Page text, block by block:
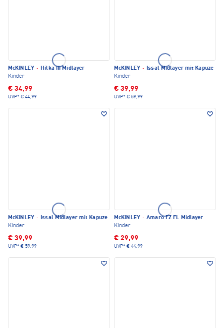
McKINLEY · Hilka III Midlayer
Kinder
€ 34,99
UVP* € 44,99
McKINLEY · Issal Midlayer mit Kapuze
Kinder
€ 39,99
UVP* € 59,99
McKINLEY · Issal Midlayer mit Kapuze
Kinder
€ 39,99
UVP* € 59,99
McKINLEY · Amaro FZ FL Midlayer
Kinder
€ 29,99
UVP* € 44,99